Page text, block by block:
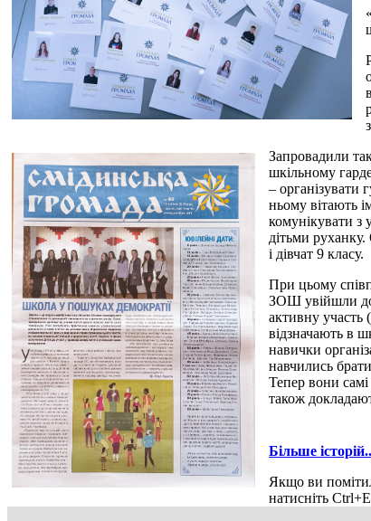
Запровадили
шкільному
– організувати
ньому вітають
комунікувати з
дітьми
і дівчат 9 класу.
При цьому
ЗОШ увійшли до
активну участь
відзначають в
навички
навчились
Тепер вони самі
також
Більше
Якщо ви
натисніть